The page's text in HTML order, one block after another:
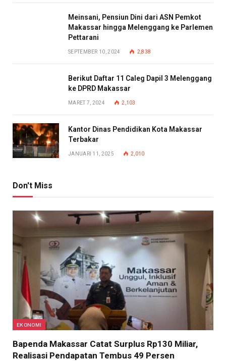
Meinsani, Pensiun Dini dari ASN Pemkot
Makassar hingga Melenggang ke Parlemen
Pettarani
SEPTEMBER 10, 2024 2,838
Berikut Daftar 11 Caleg Dapil 3 Melenggang
ke DPRD Makassar
MARET 7, 2024 2,103
Kantor Dinas Pendidikan Kota Makassar
Terbakar
JANUARI 11, 2025 2,010
Don't Miss
EKONOMI
Bapenda Makassar Catat Surplus Rp130 Miliar,
Realisasi Pendapatan Tembus 49 Persen